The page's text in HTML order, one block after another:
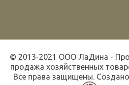
© 2013-2021 ООО ЛаДина -
продажа хозяйственных
Все права защищены.